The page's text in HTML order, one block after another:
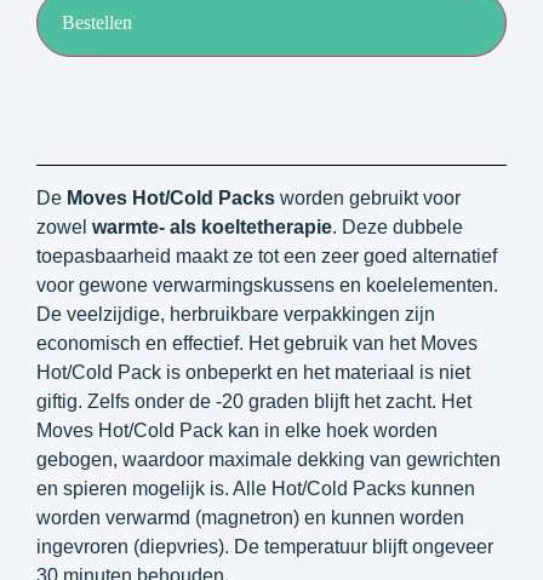
Bestellen
De Moves Hot/Cold Packs worden gebruikt voor
zowel warmte- als koeltetherapie. Deze dubbele
toepasbaarheid maakt ze tot een zeer goed alternatief
voor gewone verwarmingskussens en koelelementen.
De veelzijdige, herbruikbare verpakkingen zijn
economisch en effectief. Het gebruik van het Moves
Hot/Cold Pack is onbeperkt en het materiaal is niet
giftig. Zelfs onder de -20 graden blijft het zacht. Het
Moves Hot/Cold Pack kan in elke hoek worden
gebogen, waardoor maximale dekking van gewrichten
en spieren mogelijk is. Alle Hot/Cold Packs kunnen
worden verwarmd (magnetron) en kunnen worden
ingevroren (diepvries). De temperatuur blijft ongeveer
30 minuten behouden.